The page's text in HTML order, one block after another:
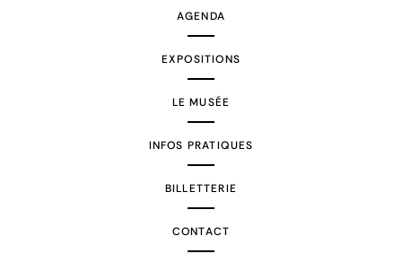
AGENDA
EXPOSITIONS
LE MUSÉE
INFOS PRATIQUES
BILLETTERIE
CONTACT